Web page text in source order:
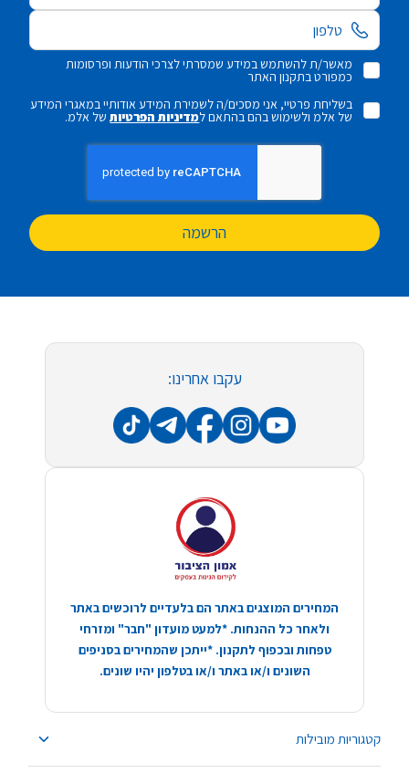
מאשר/ת להשתמש במידע שמסרתי לצרכי הודעות ופרסומות
כמפורט בתקנון האתר
בשליחת פרטיי, אני מסכים/ה לשמירת המידע אודותיי במאגרי המידע
של אלמ ולשימוש בהם בהתאם למדיניות הפרטיותשל אלמ.
הרשמה
קטגוריות מובילות
עקבו אחרינו:
המחירים המוצגים באתר הם בלעדיים לרוכשים באתר
ולאחר כל ההנחות. *למעט מועדון "חבר" ומזרחי
טפחות ובכפוף לתקנון. *ייתכן שהמחירים בסניפים
השונים ו/או באתר ו/או בטלפון יהיו שונים.